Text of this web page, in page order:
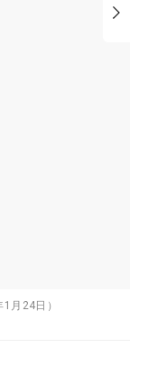
月24日）